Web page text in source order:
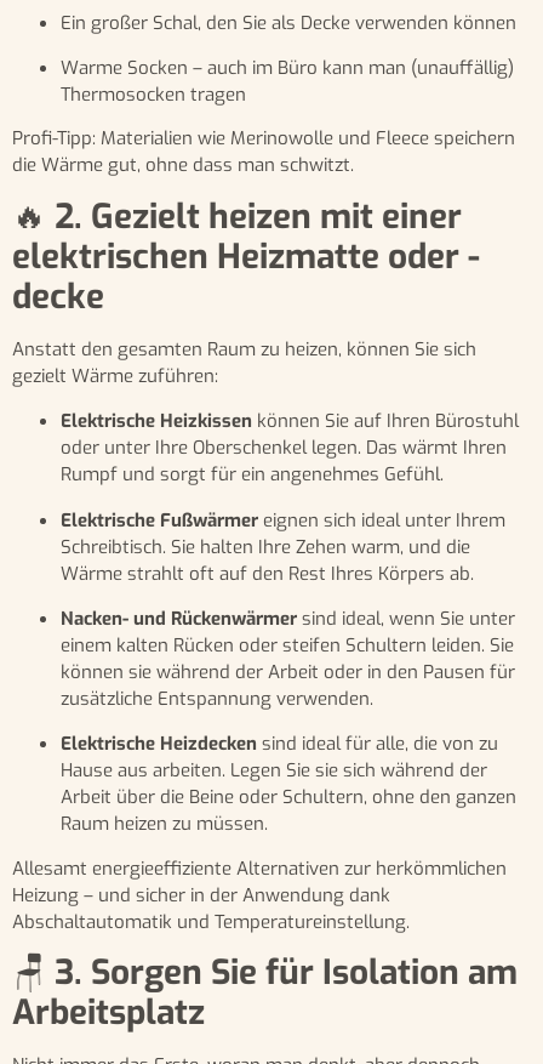
Ein großer Schal, den Sie als Decke verwenden können
Warme Socken – auch im Büro kann man (unauffällig)
Thermosocken tragen
Profi-Tipp: Materialien wie Merinowolle und Fleece speichern
die Wärme gut, ohne dass man schwitzt.
🔥 2. Gezielt heizen mit einer
elektrischen Heizmatte oder -
decke
Anstatt den gesamten Raum zu heizen, können Sie sich
gezielt Wärme zuführen:
Elektrische Heizkissen können Sie auf Ihren Bürostuhl
oder unter Ihre Oberschenkel legen. Das wärmt Ihren
Rumpf und sorgt für ein angenehmes Gefühl.
Elektrische Fußwärmer eignen sich ideal unter Ihrem
Schreibtisch. Sie halten Ihre Zehen warm, und die
Wärme strahlt oft auf den Rest Ihres Körpers ab.
Nacken- und Rückenwärmer sind ideal, wenn Sie unter
einem kalten Rücken oder steifen Schultern leiden. Sie
können sie während der Arbeit oder in den Pausen für
zusätzliche Entspannung verwenden.
Elektrische Heizdecken sind ideal für alle, die von zu
Hause aus arbeiten. Legen Sie sie sich während der
Arbeit über die Beine oder Schultern, ohne den ganzen
Raum heizen zu müssen.
Allesamt energieeffiziente Alternativen zur herkömmlichen
Heizung – und sicher in der Anwendung dank
Abschaltautomatik und Temperatureinstellung.
🪑 3. Sorgen Sie für Isolation am
Arbeitsplatz